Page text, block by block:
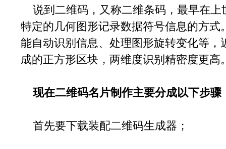
说到二维码，又称二维条码，最早在上
特定的几何图形记录数据符号信息的方
能自动识别信息、处理图形旋转变化等
成的正方形区块，两维度识别精密度更高
现在二维码名片制作主要分成以下步骤
首先要下载装配二维码生成器；